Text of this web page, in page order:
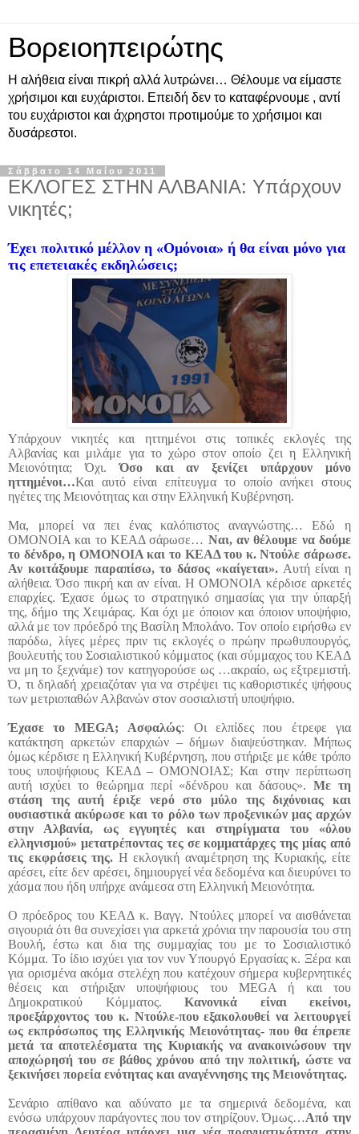
Βορειοηπειρώτης
Η αλήθεια είναι πικρή αλλά λυτρώνει… Θέλουμε να είμαστε
χρήσιμοι και ευχάριστοι. Επειδή δεν το καταφέρνουμε , αντί
του ευχάριστοι και άχρηστοι προτιμούμε το χρήσιμοι και
δυσάρεστοι.
Σάββατο 14 Μαΐου 2011
ΕΚΛΟΓΕΣ ΣΤΗΝ ΑΛΒΑΝΙΑ: Υπάρχουν
νικητές;
Έχει πολιτικό μέλλον η «Ομόνοια» ή θα είναι μόνο για
τις επετειακές εκδηλώσεις;
Υπάρχουν νικητές και ηττημένοι στις τοπικές εκλογές της
Αλβανίας και μιλάμε για το χώρο στον οποίο ζει η Ελληνική
Μειονότητα; Όχι.Όσο και αν ξενίζει υπάρχουν μόνο
ηττημένοι…Και αυτό είναι επίτευγμα το οποίο ανήκει στους
ηγέτες της Μειονότητας και στην Ελληνική Κυβέρνηση.
Μα, μπορεί να πει ένας καλόπιστος αναγνώστης… Εδώ η
ΟΜΟΝΟΙΑ και το ΚΕΑΔ σάρωσε… Ναι, αν θέλουμε να δούμε
το δένδρο, η ΟΜΟΝΟΙΑ και το ΚΕΑΔ του κ. Ντούλε σάρωσε.
Αν κοιτάξουμε παραπίσω, το δάσος «καίγεται».Αυτή είναι η
αλήθεια. Όσο πικρή και αν είναι. Η ΟΜΟΝΟΙΑ κέρδισε αρκετές
επαρχίες. Έχασε όμως το στρατηγικό σημασίας για την ύπαρξή
της, δήμο της Χειμάρας. Και όχι με όποιον και όποιον υποψήφιο,
αλλά με τον πρόεδρό της Βασίλη Μπολάνο. Τον οποίο ειρήσθω εν
παρόδω, λίγες μέρες πριν τις εκλογές ο πρώην πρωθυπουργός,
βουλευτής του Σοσιαλιστικού κόμματος (και σύμμαχος του ΚΕΑΔ
να μη το ξεχνάμε) τον κατηγορούσε ως …ακραίο, ως εξτρεμιστή.
Ό, τι δηλαδή χρειαζόταν για να στρέψει τις καθοριστικές ψήφους
των μετριοπαθών Αλβανών στον σοσιαλιστή υποψήφιο.
Έχασε το MEGA; Ασφαλώς: Οι ελπίδες που έτρεφε για
κατάκτηση αρκετών επαρχιών – δήμων διαψεύστηκαν. Μήπως
όμως κέρδισε η Ελληνική Κυβέρνηση, που στήριξε με κάθε τρόπο
τους υποψήφιους ΚΕΑΔ – ΟΜΟΝΟΙΑΣ; Και στην περίπτωση
αυτή ισχύει το θεώρημα περί «δένδρου και δάσους».Με τη
στάση της αυτή έριξε νερό στο μύλο της διχόνοιας και
ουσιαστικά ακύρωσε και το ρόλο των προξενικών μας αρχών
στην Αλβανία, ως εγγυητές και στηρίγματα του «όλου
ελληνισμού» μετατρέποντας τες σε κομματάρχες της μίας από
τις εκφράσεις της. Η εκλογική αναμέτρηση της Κυριακής, είτε
αρέσει, είτε δεν αρέσει, δημιουργεί νέα δεδομένα και διευρύνει το
χάσμα που ήδη υπήρχε ανάμεσα στη Ελληνική Μειονότητα.
Ο πρόεδρος του ΚΕΑΔ κ. Βαγγ. Ντούλες μπορεί να αισθάνεται
σιγουριά ότι θα συνεχίσει για αρκετά χρόνια την παρουσία του στη
Βουλή, έστω και δια της συμμαχίας του με το Σοσιαλιστικό
Κόμμα. Το ίδιο ισχύει για τον νυν Υπουργό Εργασίας κ. Ξέρα και
για ορισμένα ακόμα στελέχη που κατέχουν σήμερα κυβερνητικές
θέσεις και στήριξαν υποψήφιους του MEGA ή και του
Δημοκρατικού Κόμματος. Κανονικά είναι εκείνοι,
προεξάρχοντος του κ. Ντούλε-που εξακολουθεί να λειτουργεί
ως εκπρόσωπος της Ελληνικής Μειονότητας- που θα έπρεπε
μετά τα αποτελέσματα της Κυριακής να ανακοινώσουν την
αποχώρησή του σε βάθος χρόνου από την πολιτική, ώστε να
ξεκινήσει πορεία ενότητας και αναγέννησης της Μειονότητας.
Σενάριο απίθανο και αδύνατο με τα σημερινά δεδομένα, και
ενόσω υπάρχουν παράγοντες που τον στηρίζουν. Όμως…Από την